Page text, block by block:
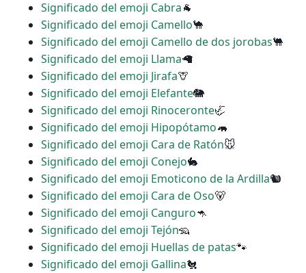
Significado del emoji Cabra🐐
Significado del emoji Camello🐪
Significado del emoji Camello de dos jorobas🐫
Significado del emoji Llama🦙
Significado del emoji Jirafa🦒
Significado del emoji Elefante🐘
Significado del emoji Rinoceronte🦏
Significado del emoji Hipopótamo🦛
Significado del emoji Cara de Ratón🐭
Significado del emoji Conejo🐇
Significado del emoji Emoticono de la Ardilla🐿
Significado del emoji Cara de Oso🐻
Significado del emoji Canguro🦘
Significado del emoji Tejón🦡
Significado del emoji Huellas de patas🐾
Significado del emoji Gallina🐔